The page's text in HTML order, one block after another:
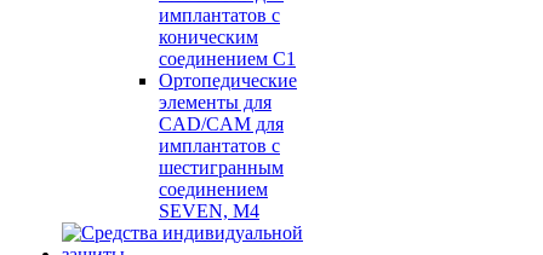
имплантатов с
коническим
соединением С1
Ортопедические
элементы для
CAD/CAM для
имплантатов с
шестигранным
соединением
SEVEN, М4